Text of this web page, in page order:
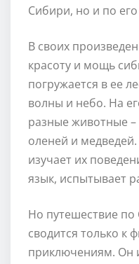
Сибири, но и по
В своих
красоту и мощь
погружается в ее
волны и небо. На
разные животные –
оленей и
изучает их
язык, испытывает
Но путешествие
сводится только к
приключениям. Он